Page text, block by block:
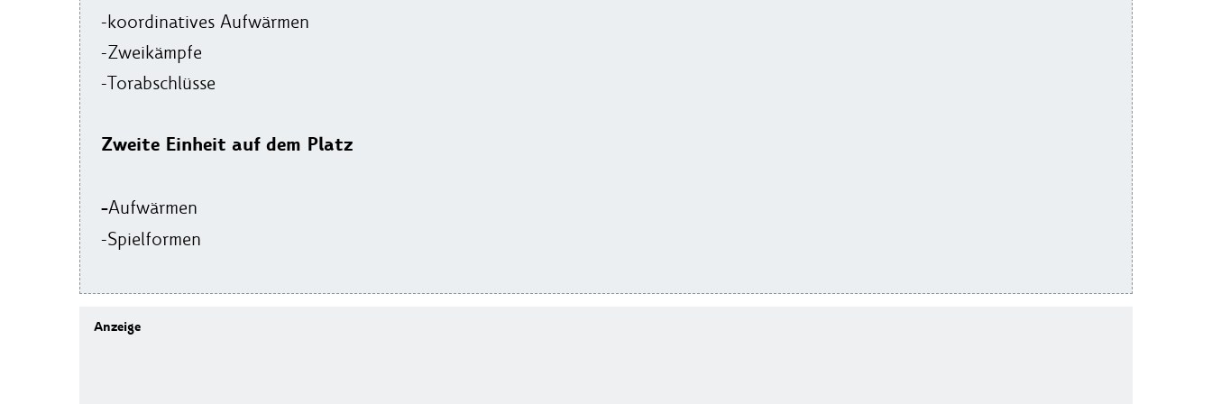
-koordinatives Aufwärmen
-Zweikämpfe
-Torabschlüsse
Zweite Einheit auf dem Platz
-Aufwärmen
-Spielformen